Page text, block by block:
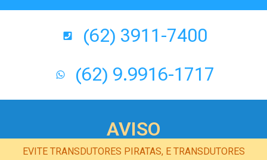
(62) 3911-7400
(62) 9.9916-1717
AVISO
EVITE TRANSDUTORES PIRATAS, E TRANSDUTORES